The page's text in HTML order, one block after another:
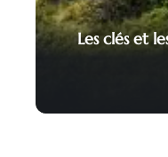
Les clés et